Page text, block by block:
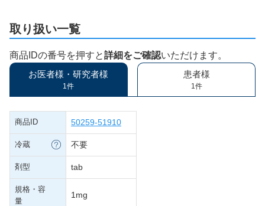
取り扱い一覧
商品IDの番号を押すと詳細をご確認いただけます。
お医者様・研究者様
1件
患者様
1件
商品ID 50259-51910
冷蔵 不要
剤型 tab
規格・容
量
1mg